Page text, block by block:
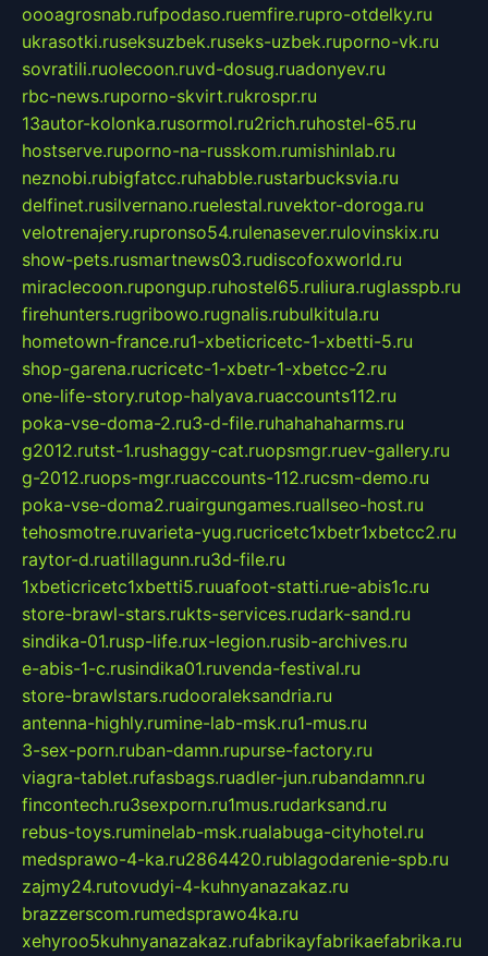
oooagrosnab.rufpodaso.ruemfire.rupro-otdelky.ru
ukrasotki.ruseksuzbek.ruseks-uzbek.ruporno-vk.ru
sovratili.ruolecoon.ruvd-dosug.ruadonyev.ru
rbc-news.ruporno-skvirt.rukrospr.ru
13autor-kolonka.rusormol.ru2rich.ruhostel-65.ru
hostserve.ruporno-na-russkom.rumishinlab.ru
neznobi.rubigfatcc.ruhabble.rustarbucksvia.ru
delfinet.rusilvernano.ruelestal.ruvektor-doroga.ru
velotrenajery.rupronso54.rulenasever.rulovinskix.ru
show-pets.rusmartnews03.rudiscofoxworld.ru
miraclecoon.rupongup.ruhostel65.ruliura.ruglasspb.ru
firehunters.rugribowo.rugnalis.rubulkitula.ru
hometown-france.ru1-xbeticricetc-1-xbetti-5.ru
shop-garena.rucricetc-1-xbetr-1-xbetcc-2.ru
one-life-story.rutop-halyava.ruaccounts112.ru
poka-vse-doma-2.ru3-d-file.ruhahahaharms.ru
g2012.rutst-1.rushaggy-cat.ruopsmgr.ruev-gallery.ru
g-2012.ruops-mgr.ruaccounts-112.rucsm-demo.ru
poka-vse-doma2.ruairgungames.ruallseo-host.ru
tehosmotre.ruvarieta-yug.rucricetc1xbetr1xbetcc2.ru
raytor-d.ruatillagunn.ru3d-file.ru
1xbeticricetc1xbetti5.ruuafoot-statti.rue-abis1c.ru
store-brawl-stars.rukts-services.rudark-sand.ru
sindika-01.rusp-life.rux-legion.rusib-archives.ru
e-abis-1-c.rusindika01.ruvenda-festival.ru
store-brawlstars.rudooraleksandria.ru
antenna-highly.rumine-lab-msk.ru1-mus.ru
3-sex-porn.ruban-damn.rupurse-factory.ru
viagra-tablet.rufasbags.ruadler-jun.rubandamn.ru
fincontech.ru3sexporn.ru1mus.rudarksand.ru
rebus-toys.ruminelab-msk.rualabuga-cityhotel.ru
medsprawo-4-ka.ru2864420.rublagodarenie-spb.ru
zajmy24.rutovudyi-4-kuhnyanazakaz.ru
brazzerscom.rumedsprawo4ka.ru
xehyroo5kuhnyanazakaz.rufabrikayfabrikaefabrika.ru